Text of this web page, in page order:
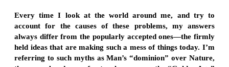
Every time I look at the world around me, and try to
account for the causes of these problems, my answers
always differ from the popularly accepted ones—the firmly
held ideas that are making such a mess of things today. I’m
referring to such myths as Man’s “dominion” over Nature,